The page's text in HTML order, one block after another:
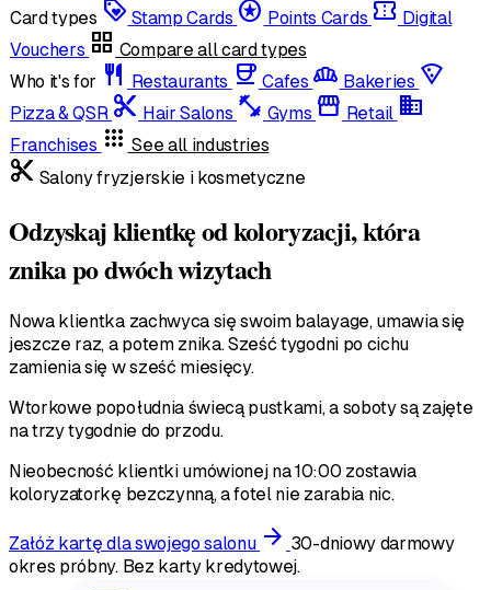
Card types loyalty Stamp Cards stars Points Cards confirmation_number Digital
Vouchers grid_view Compare all card types
Who it's for restaurant Restaurants coffee Cafes bakery_dining Bakeries local_pizza
Pizza & QSR content_cut Hair Salons fitness_center Gyms storefront Retail domain
Franchises apps See all industries
content_cut Salony fryzjerskie i kosmetyczne
Odzyskaj klientkę od koloryzacji, która
znika po dwóch wizytach
Nowa klientka zachwyca się swoim balayage, umawia się
jeszcze raz, a potem znika. Sześć tygodni po cichu
zamienia się w sześć miesięcy.
Wtorkowe popołudnia świecą pustkami, a soboty są zajęte
na trzy tygodnie do przodu.
Nieobecność klientki umówionej na 10:00 zostawia
koloryzatorkę bezczynną, a fotel nie zarabia nic.
Załóż kartę dla swojego salonu arrow_forward 30-dniowy darmowy
okres próbny. Bez karty kredytowej.